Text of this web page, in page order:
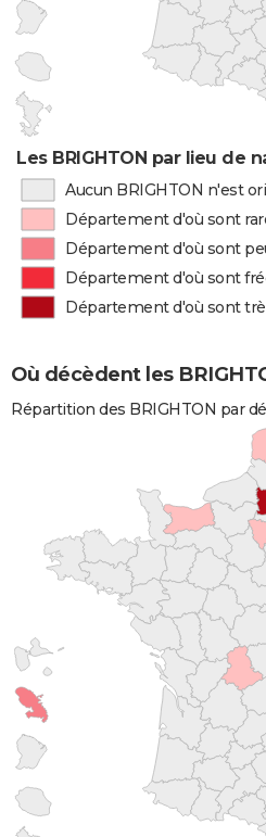
Les BRIGHTON par lieu de
Aucun BRIGHTON n'est
Département d'où sont
Département d'où sont
Département d'où sont
Département d'où sont
Où décèdent les
Répartition des BRIGHTON par